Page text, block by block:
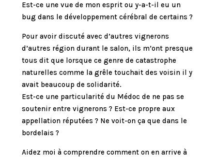
Est-ce une vue de mon esprit ou y-a-t-il eu un
bug dans le développement cérébral de certains ?
Pour avoir discuté avec d’autres vignerons
d’autres région durant le salon, ils m’ont presque
tous dit que lorsque ce genre de catastrophe
naturelles comme la grêle touchait des voisin il y
avait beaucoup de solidarité.
Est-ce une particularité du Médoc de ne pas se
soutenir entre vignerons ? Est-ce propre aux
appellation réputées ? Ne voit-on ça que dans le
bordelais ?
Aidez moi à comprendre comment on en arrive à